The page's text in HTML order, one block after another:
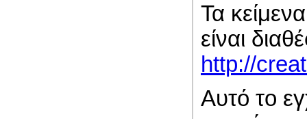
Τα
είναι
http://
Αυτό το